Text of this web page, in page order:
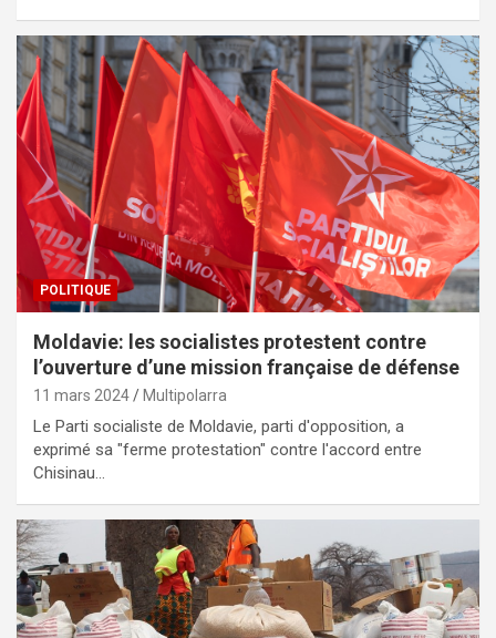
POLITIQUE
Moldavie: les socialistes protestent contre
l’ouverture d’une mission française de défense
11 mars 2024 Multipolarra
Le Parti socialiste de Moldavie, parti d'opposition, a
exprimé sa "ferme protestation" contre l'accord entre
Chisinau…